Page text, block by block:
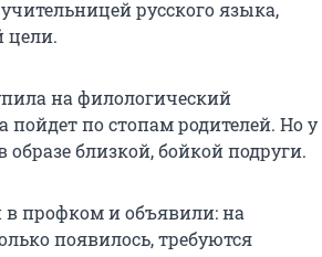
русского языка,
цели.
на филологический
пойдет по стопам родителей. Но у
близкой, бойкой подруги.
в профком и объявили: на
появилось, требуются